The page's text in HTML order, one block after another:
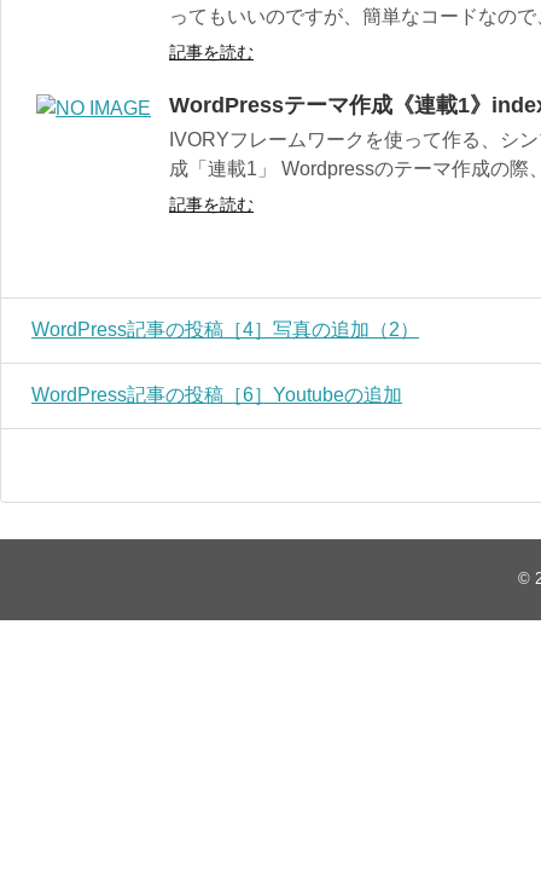
ってもいいのですが、簡単なコードなので
記事を読む
WordPressテーマ作成《連載1》
IVORYフレームワークを使って作る、シ
成「連載1」 Wordpressのテーマ作成の際
記事を読む
WordPress記事の投稿［4］写真の追加（2）
WordPress記事の投稿［6］Youtubeの追加
©